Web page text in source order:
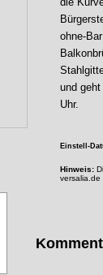
ohne-
und
Uhr.
Einstell-
Hinweis:
versalia.de